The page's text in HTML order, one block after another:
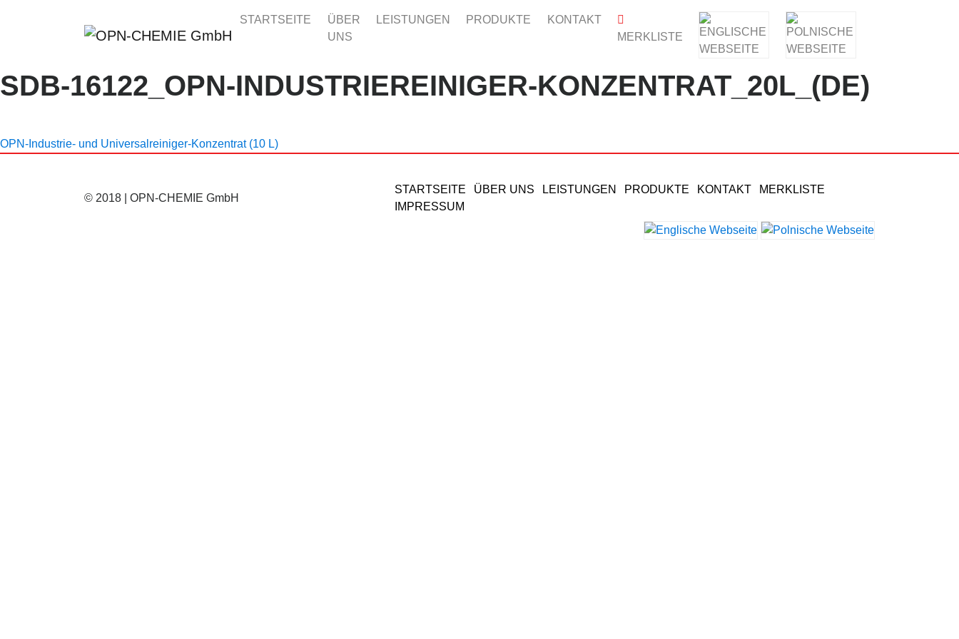
STARTSEITE
ÜBER
UNS
LEISTUNGEN PRODUKTE
KONTAKT
MERKLISTE
SDB-16122_OPN-INDUSTRIEREINIGER-KONZENTRAT_20L_(DE)
OPN-Industrie- und Universalreiniger-Konzentrat (10 L)
© 2018 | OPN-CHEMIE GmbH
STARTSEITE ÜBER UNS LEISTUNGEN PRODUKTE KONTAKT
MERKLISTE
IMPRESSUM